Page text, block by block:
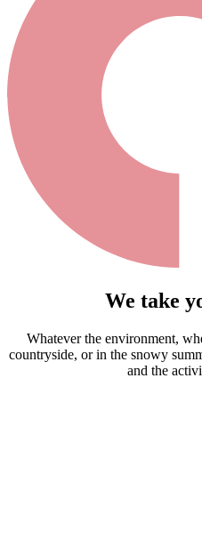
We take
Whatever the environment,
countryside, or in the snowy
and the